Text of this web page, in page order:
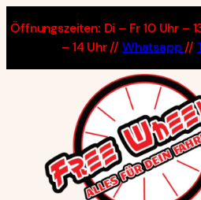
Inhalt
Öffnungszeiten: Di – Fr 10 Uhr –
– 14 Uhr // Whatsapp//